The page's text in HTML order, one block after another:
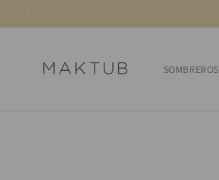
directamente
al contenido
SOMBREROS